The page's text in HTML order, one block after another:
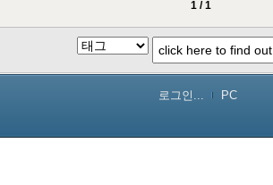
1 / 1
로그인... PC